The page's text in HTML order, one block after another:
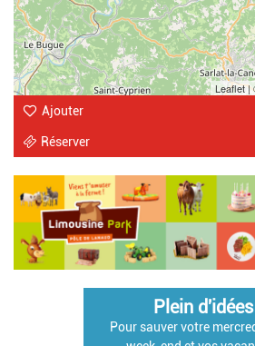
Leaflet |
Ajouter
Réserver
Plein d'idées
Pour sauver votre